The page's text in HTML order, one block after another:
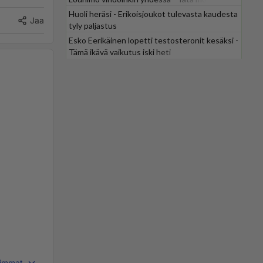
Jaa
odotti
Huoli heräsi - Erikoisjoukot tulevasta kaudesta
tyly paljastus
Esko Eerikäinen lopetti testosteronit kesäksi -
Tämä ikävä vaikutus iski heti